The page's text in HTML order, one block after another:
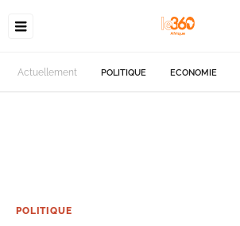
Actuellement POLITIQUE ECONOMIE
POLITIQUE